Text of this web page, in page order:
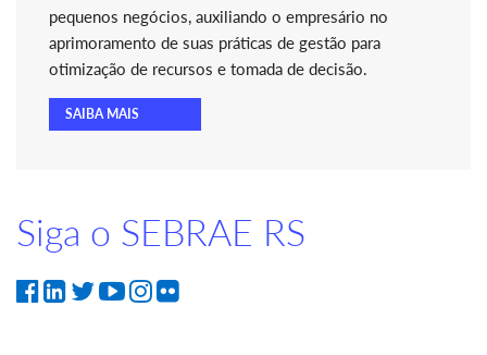
pequenos negócios, auxiliando o empresário no
aprimoramento de suas práticas de gestão para
otimização de recursos e tomada de decisão.
SAIBA MAIS
Siga o SEBRAE RS